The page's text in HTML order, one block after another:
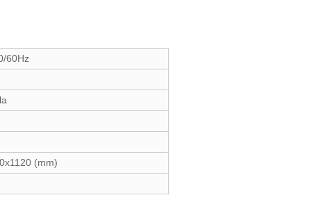
60Hz
(mm)